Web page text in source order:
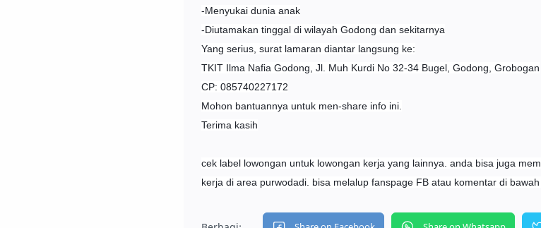
-Menyukai dunia anak
-Diutamakan tinggal di wilayah Godong dan sekitarnya
Yang serius, surat lamaran diantar langsung ke:
TKIT Ilma Nafia Godong, Jl. Muh Kurdi No 32-34 Bugel, Godong, Grobogan
CP: 085740227172
Mohon bantuannya untuk men-share info ini.
Terima kasih
cek label lowongan untuk lowongan kerja yang lainnya. anda bisa juga
kerja di area purwodadi. bisa melalup fanspage FB atau komentar di bawah